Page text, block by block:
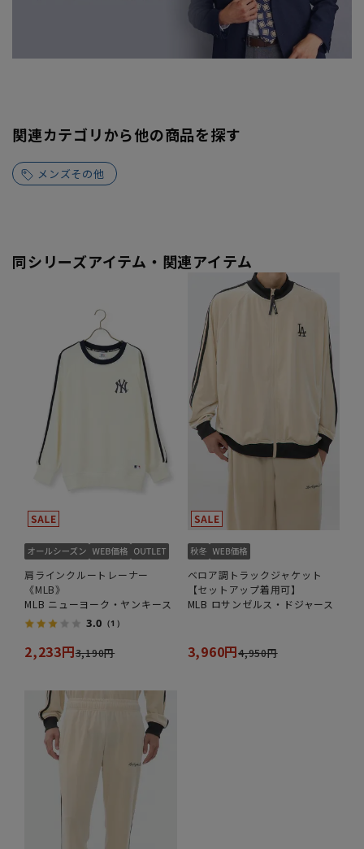
関連カテゴリから他の商品を探す
メンズその他
同シリーズアイテム・関連アイテム
肩ラインクルートレーナー
《MLB》
MLB ニューヨーク・ヤンキース
3.0 （1）
2,233円3,190円
ベロア調トラックジャケット
【セットアップ着用可】
MLB ロサンゼルス・ドジャース
3,960円4,950円